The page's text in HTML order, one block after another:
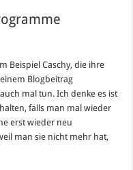
Beispiel Caschy, die ihre
Blogbeitrag
mal tun. Ich denke es ist
falls man mal wieder
erst wieder neu
man sie nicht mehr hat,